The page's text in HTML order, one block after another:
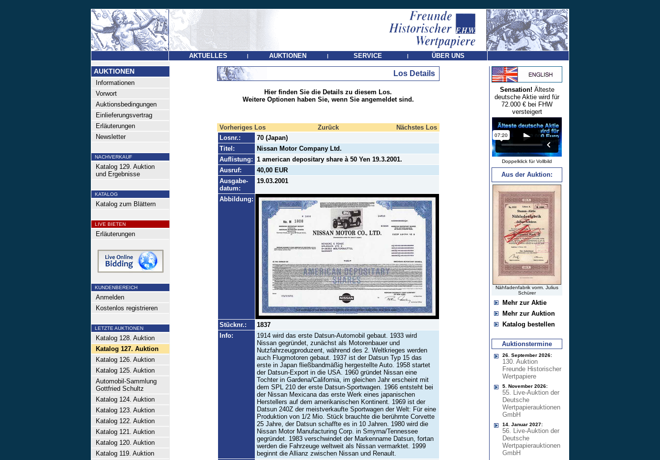
AKTUELLES | AUKTIONEN | SERVICE | ÜBER UNS
AUKTIONEN
Informationen
Vorwort
Auktionsbedingungen
Einlieferungsvertrag
Erläuterungen
Newsletter
NACHVERKAUF
Katalog 129. Auktion
und Ergebnisse
KATALOG
Katalog zum Blättern
LIVE BIETEN
Erläuterungen
KUNDENBEREICH
Anmelden
Kostenlos registrieren
LETZTE AUKTIONEN
Katalog 128. Auktion
Katalog 127. Auktion
Katalog 126. Auktion
Katalog 125. Auktion
Automobil-Sammlung
Gottfried Schultz
Katalog 124. Auktion
Katalog 123. Auktion
Katalog 122. Auktion
Katalog 121. Auktion
Katalog 120. Auktion
Katalog 119. Auktion
Los Details
Hier finden Sie die Details zu diesem Los.
Weitere Optionen haben Sie, wenn Sie angemeldet sind.
Vorheriges Los Zurück
Nächstes Los
Losnr.:
70 (Japan)
Titel:
Nissan Motor Company Ltd.
Auflistung: 1 american depositary share à 50 Yen 19.3.2001.
Ausruf:
40,00 EUR
Ausgabe-
datum:
19.03.2001
Abbildung:
Stücknr.:
1837
Info:
1914 wird das erste Datsun-Automobil gebaut. 1933 wird
Nissan gegründet, zunächst als Motorenbauer und
Nutzfahrzeugproduzent, während des 2. Weltkrieges werden
auch Flugmotoren gebaut. 1937 ist der Datsun Typ 15 das
erste in Japan fließbandmäßig hergestellte Auto. 1958 startet
der Datsun-Export in die USA. 1960 gründet Nissan eine
Tochter in Gardena/California, im gleichen Jahr erscheint mit
dem SPL 210 der erste Datsun-Sportwagen. 1966 entsteht bei
der Nissan Mexicana das erste Werk eines japanischen
Herstellers auf dem amerikanischen Kontinent. 1969 ist der
Datsun 240Z der meistverkaufte Sportwagen der Welt: Für eine
Produktion von 1/2 Mio. Stück brauchte die berühmte Corvette
25 Jahre, der Datsun schaffte es in 10 Jahren. 1980 wird die
Nissan Motor Manufacturing Corp. in Smyrna/Tennessee
gegründet. 1983 verschwindet der Markenname Datsun, fortan
werden die Fahrzeuge weltweit als Nissan vermarktet. 1999
beginnt die Allianz zwischen Nissan und Renault.
Sensation! Älteste
deutsche Aktie wird für
72.000 € bei FHW
versteigert
Doppelklick für Vollbild
Aus der Auktion:
Nähfadenfabrik vorm. Julius
Schürer
Mehr zur Aktie
Mehr zur Auktion
Katalog bestellen
Auktionstermine
26. September 2026:
130. Auktion
Freunde Historischer
Wertpapiere
5. November 2026:
55. Live-Auktion der
Deutsche
Wertpapierauktionen
GmbH
14. Januar 2027:
56. Live-Auktion der
Deutsche
Wertpapierauktionen
GmbH